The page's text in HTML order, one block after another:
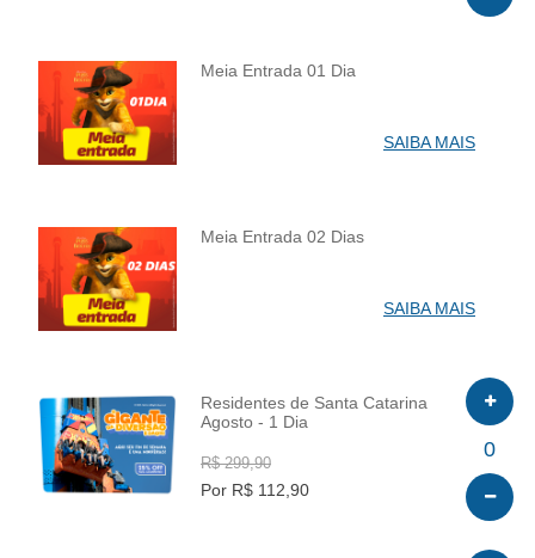
INFO
Meia Entrada 01 Dia
SAIBA MAIS
INFO
Meia Entrada 02 Dias
SAIBA MAIS
INFO
Residentes de Santa Catarina
Agosto - 1 Dia
R$ 299,90
Por R$ 112,90
0